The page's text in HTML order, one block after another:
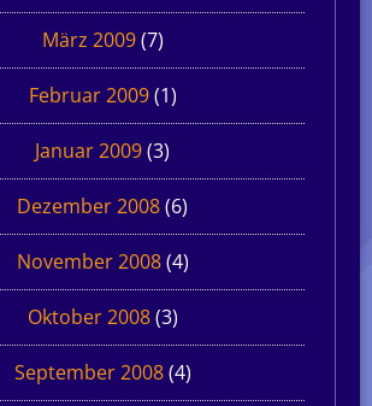
März 2009(7)
Februar 2009(1)
Januar 2009(3)
Dezember 2008(6)
November 2008(4)
Oktober 2008(3)
September 2008(4)